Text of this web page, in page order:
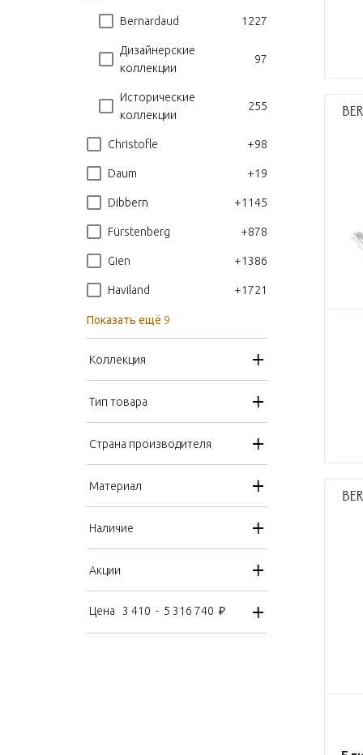
Bernardaud 1227
Дизайнерские
коллекции
97
Исторические
коллекции
255
Christofle +98
Daum +19
Dibbern +1145
Fürstenberg +878
Gien +1386
Haviland +1721
Показать ещё 9
Коллекция
Тип товара
Страна производителя
Материал
Наличие
Акции
Цена 3 410 - 5 316 740 ₽